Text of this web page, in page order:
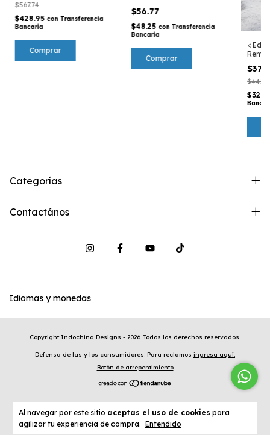
Al navegar por este sitio aceptas el uso de cookies para
agilizar tu experiencia de compra. Entendido
$567.74
$428.95 con Transferencia
Bancaria
Comprar
$56.77
$48.25 con Transferencia
Bancaria
Comprar
<
Categorías
Contactános
Idiomas y monedas
Copyright Indochina Designs - 2026. Todos los derechos reservados.
Defensa de las y los consumidores. Para reclamos ingresa aquí.
Botón de arrepentimiento